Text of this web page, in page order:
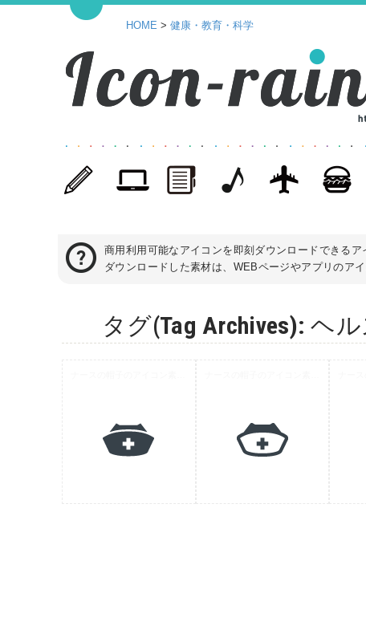
HOME > 健康・教育・科学
商用利用可能なアイコンを即刻ダウンロードできるア
ダウンロードした素材は、WEBページやアプリのア
タグ(Tag Archives): ヘ